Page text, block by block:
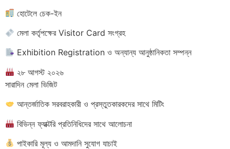
হোটেলে চেক-ইন
মেলা কর্তৃপক্ষের Visitor Card সংগ্রহ
Exhibition Registration ও অন্যান্য আনুষ্ঠানিকতা সম্পন্ন
২৮ আগস্ট ২০২৬
সারাদিন মেলা ভিজিট
আন্তর্জাতিক সরবরাহকারী ও প্রস্তুতকারকদের সাথে মিটিং
বিভিন্ন ফ্যাক্টরি প্রতিনিধিদের সাথে আলোচনা
পাইকারি মূল্য ও আমদানি সুযোগ যাচাই